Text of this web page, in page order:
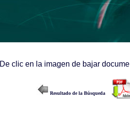
De clic en la imagen de bajar
Resultado de la Búsqueda